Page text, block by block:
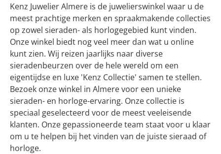
Kenz Juwelier Almere is de juwelierswinkel waar u de
meest prachtige merken en spraakmakende collecties
op zowel sieraden- als horlogegebied kunt vinden.
Onze winkel biedt nog veel meer dan wat u online
kunt zien. Wij reizen jaarlijks naar diverse
sieradenbeurzen over de hele wereld om een
eigentijdse en luxe 'Kenz Collectie' samen te stellen.
Bezoek onze winkel in Almere voor een unieke
sieraden- en horloge-ervaring. Onze collectie is
speciaal geselecteerd voor de meest veeleisende
klanten. Onze gepassioneerde team staat voor u klaar
om u te helpen bij het vinden van de juiste sieraad of
horloge.